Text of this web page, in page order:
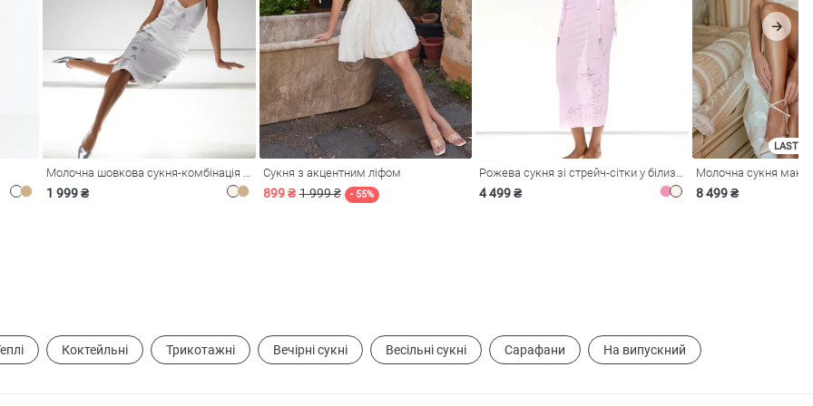
1 999 ₴
Сукня з акцентним ліфом
899 ₴ 1 999 ₴ - 55% 4 499 ₴
LAST
8 499 ₴
Коктейльні Трикотажні Вечірні сукні Весільні сукні Сарафани На випускний